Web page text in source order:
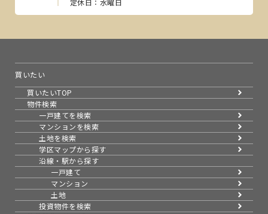
買いたい
買いたいTOP
物件検索
一戸建てを検索
マンションを検索
土地を検索
学区マップから探す
沿線・駅から探す
一戸建て
マンション
土地
投資物件を検索